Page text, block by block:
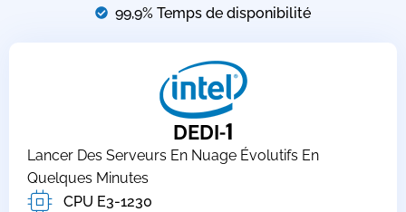
99,9% Temps de disponibilité
DEDI-1
Lancer Des Serveurs En Nuage Évolutifs En
Quelques Minutes
CPU E3-1230